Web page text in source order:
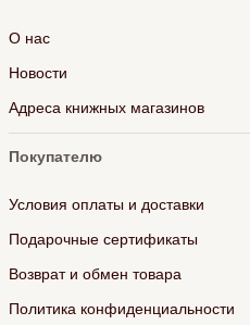
О нас
Новости
Адреса книжных магазинов
Покупателю
Условия оплаты и доставки
Подарочные сертификаты
Возврат и обмен товара
Политика конфиденциальности